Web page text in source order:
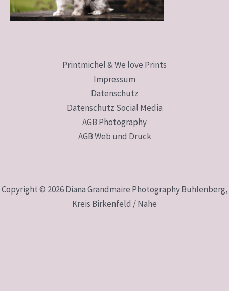
Printmichel & We love Prints
Impressum
Datenschutz
Datenschutz Social Media
AGB Photography
AGB Web und Druck
Copyright © 2026 Diana Grandmaire Photography Buhlenberg,
Kreis Birkenfeld / Nahe